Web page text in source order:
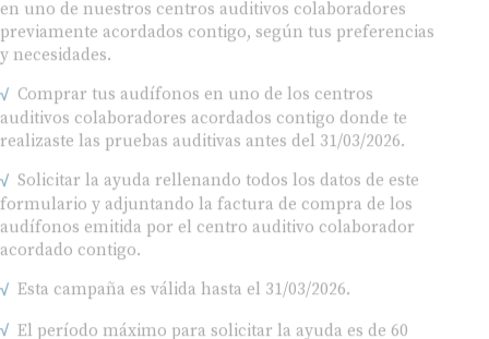
en uno de nuestros centros auditivos colaboradores
previamente acordados contigo, según tus preferencias
y necesidades.
Comprar tus audífonos en uno de los centros
auditivos colaboradores acordados contigo donde te
realizaste las pruebas auditivas antes del 31/03/2026.
Solicitar la ayuda rellenando todos los datos de este
formulario y adjuntando la factura de compra de los
audífonos emitida por el centro auditivo colaborador
acordado contigo.
Esta campaña es válida hasta el 31/03/2026.
El período máximo para solicitar la ayuda es de 60